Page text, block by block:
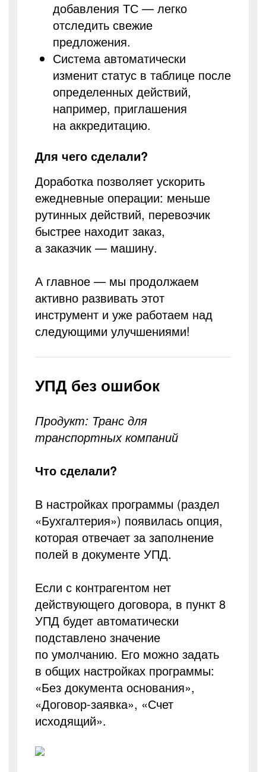
добавления ТС — легко
отследить свежие
предложения.
Система автоматически
изменит статус в таблице после
определенных действий,
например, приглашения
на аккредитацию.
Для чего сделали?
Доработка позволяет ускорить
ежедневные операции: меньше
рутинных действий, перевозчик
быстрее находит заказ,
а заказчик — машину.
А главное — мы продолжаем
активно развивать этот
инструмент и уже работаем над
следующими улучшениями!
УПД без ошибок
Продукт: Транс для
транспортных компаний
Что сделали?
В настройках программы (раздел
«Бухгалтерия») появилась опция,
которая отвечает за заполнение
полей в документе УПД.
Если с контрагентом нет
действующего договора, в пункт 8
УПД будет автоматически
подставлено значение
по умолчанию. Его можно задать
в общих настройках программы:
«Без документа основания»,
«Договор-заявка», «Счет
исходящий».